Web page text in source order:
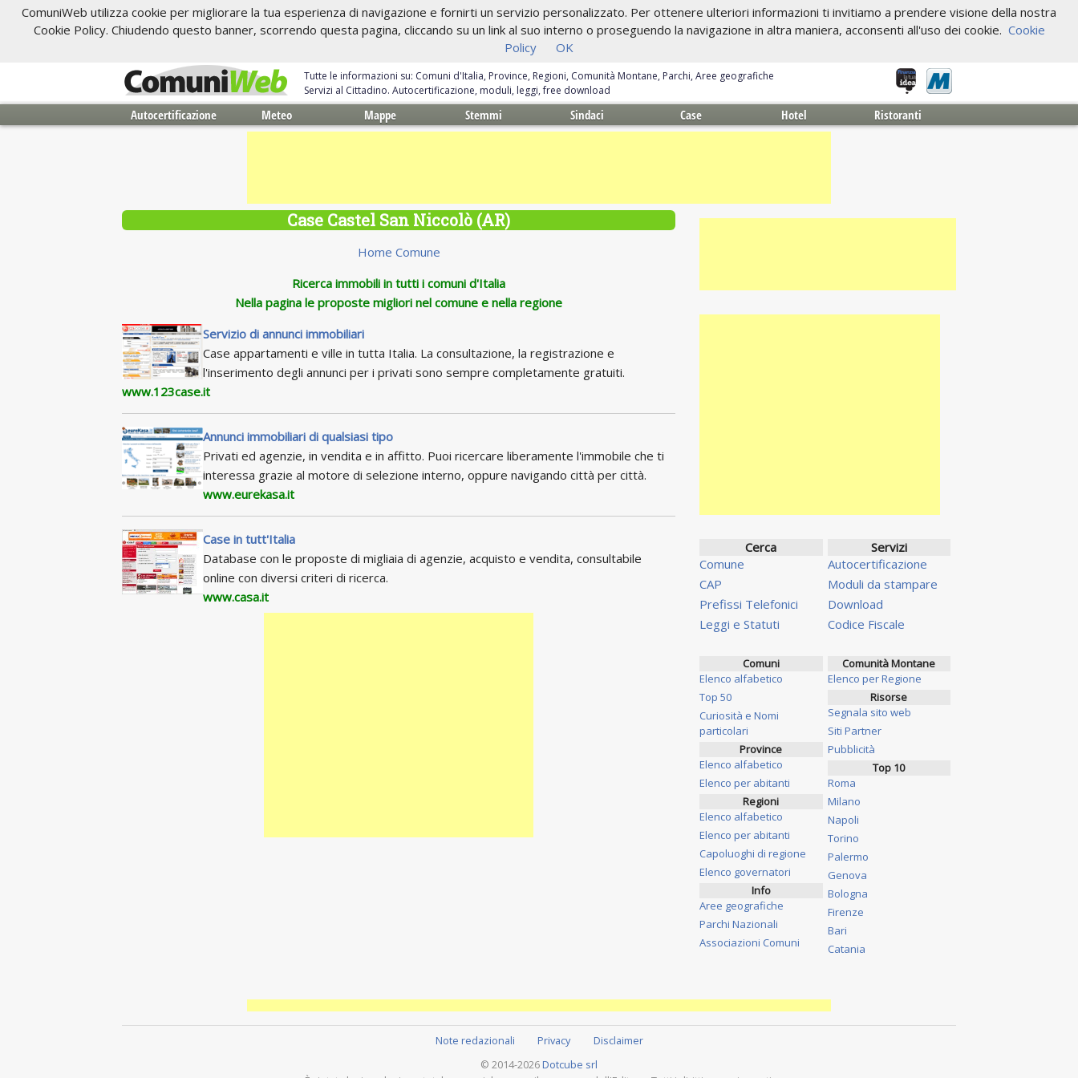
ComuniWeb utilizza cookie per migliorare la tua esperienza di navigazione e fornirti un servizio personalizzato. Per ottenere ulteriori informazioni ti invitiamo a prendere visione della nostra
Cookie Policy. Chiudendo questo banner, scorrendo questa pagina, cliccando su un link al suo interno o proseguendo la navigazione in altra maniera, acconsenti all'uso dei cookie. Cookie
Policy
OK
Tutte le informazioni su: Comuni d'Italia, Province, Regioni, Comunità Montane, Parchi, Aree geografiche
Servizi al Cittadino. Autocertificazione, moduli, leggi, free download
Autocertificazione Meteo Mappe Stemmi Sindaci Case Hotel Ristoranti
Case Castel San Niccolò (AR)
Home Comune
Ricerca immobili in tutti i comuni d'Italia
Nella pagina le proposte migliori nel comune e nella regione
Servizio di annunci immobiliari
Case appartamenti e ville in tutta Italia. La consultazione, la registrazione e
l'inserimento degli annunci per i privati sono sempre completamente gratuiti.
www.123case.it
Annunci immobiliari di qualsiasi tipo
Privati ed agenzie, in vendita e in affitto. Puoi ricercare liberamente l'immobile che ti
interessa grazie al motore di selezione interno, oppure navigando città per città.
www.eurekasa.it
Case in tutt'Italia
Database con le proposte di migliaia di agenzie, acquisto e vendita, consultabile
online con diversi criteri di ricerca.
www.casa.it
Cerca
Comune
CAP
Prefissi Telefonici
Leggi e Statuti
Servizi
Autocertificazione
Moduli da stampare
Download
Codice Fiscale
Comuni
Elenco alfabetico
Top 50
Curiosità e Nomi
particolari
Province
Elenco alfabetico
Elenco per abitanti
Regioni
Elenco alfabetico
Elenco per abitanti
Capoluoghi di regione
Elenco governatori
Info
Aree geografiche
Parchi Nazionali
Associazioni Comuni
Comunità Montane
Elenco per Regione
Risorse
Segnala sito web
Siti Partner
Pubblicità
Top 10
Roma
Milano
Napoli
Torino
Palermo
Genova
Bologna
Firenze
Bari
Catania
Note redazionali Privacy
Disclaimer
© 2014-2026 Dotcube srl